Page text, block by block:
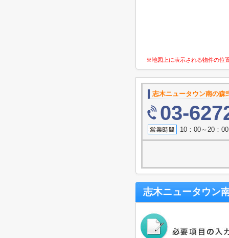
※地図上に表示される物件の位
志木ニュータウン南の森
03-
10：00～20：
志木ニュータウン